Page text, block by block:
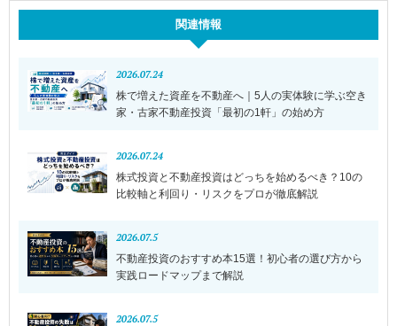
関連情報
2026.07.24
株で増えた資産を不動産へ｜5人の実体験に学ぶ空き
家・古家不動産投資「最初の1軒」の始め方
2026.07.24
株式投資と不動産投資はどっちを始めるべき？10の
比較軸と利回り・リスクをプロが徹底解説
2026.07.5
不動産投資のおすすめ本15選！初心者の選び方から
実践ロードマップまで解説
2026.07.5